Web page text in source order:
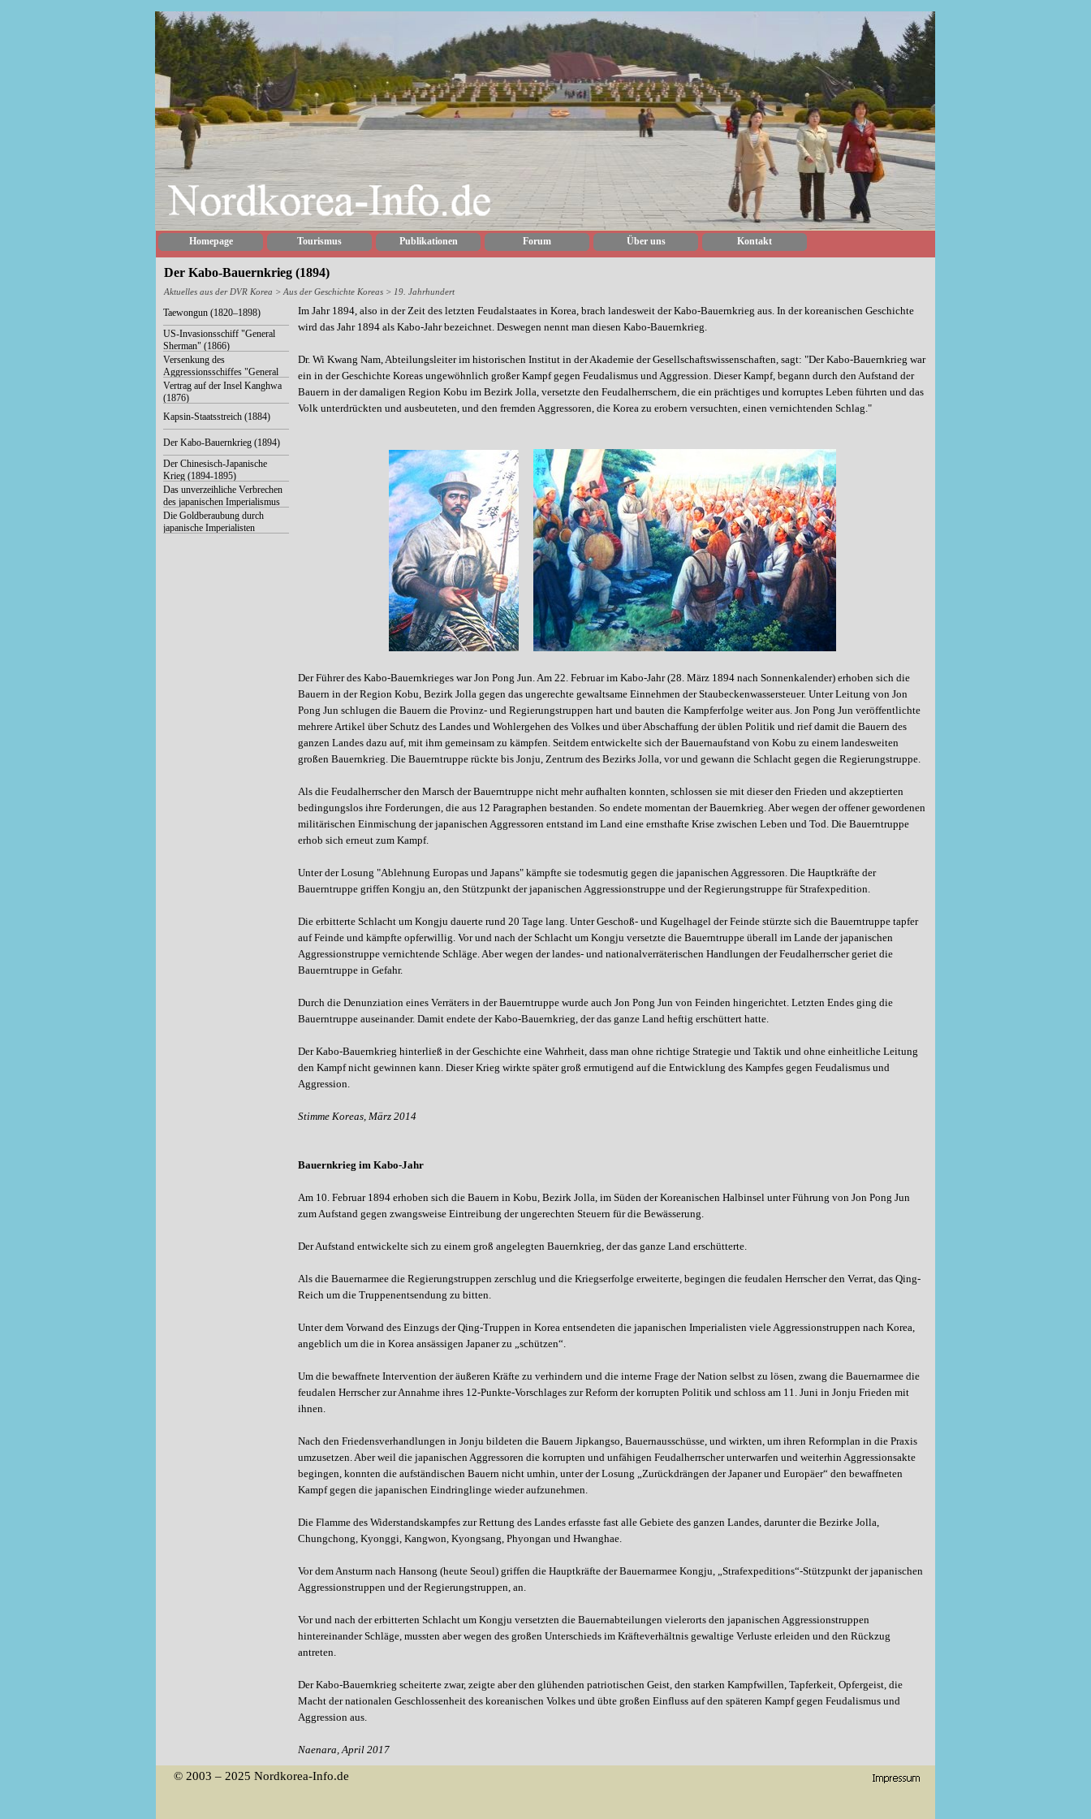
Homepage Tourismus Publikationen Forum Über uns Kontakt
Der Kabo-Bauernkrieg (1894)
Aktuelles aus der DVR Korea > Aus der Geschichte Koreas > 19. Jahrhundert
Taewongun (1820–1898)
US-Invasionsschiff "General
Sherman" (1866)
Versenkung des
Aggressionsschiffes "General
Sherman" der USA (1866)
Vertrag auf der Insel Kanghwa
(1876)
Kapsin-Staatsstreich (1884)
Der Kabo-Bauernkrieg (1894)
Der Chinesisch-Japanische
Krieg (1894-1895)
Das unverzeihliche Verbrechen
des japanischen Imperialismus
in der Vergangenheit
Die Goldberaubung durch
japanische Imperialisten
Im Jahr 1894, also in der Zeit des letzten Feudalstaates in Korea, brach landesweit der Kabo-Bauernkrieg aus. In der koreanischen Geschichte
wird das Jahr 1894 als Kabo-Jahr bezeichnet. Deswegen nennt man diesen Kabo-Bauernkrieg.
Dr. Wi Kwang Nam, Abteilungsleiter im historischen Institut in der Akademie der Gesellschaftswissenschaften, sagt: "Der Kabo-Bauernkrieg war
ein in der Geschichte Koreas ungewöhnlich großer Kampf gegen Feudalismus und Aggression. Dieser Kampf, begann durch den Aufstand der
Bauern in der damaligen Region Kobu im Bezirk Jolla, versetzte den Feudalherrschern, die ein prächtiges und korruptes Leben führten und das
Volk unterdrückten und ausbeuteten, und den fremden Aggressoren, die Korea zu erobern versuchten, einen vernichtenden Schlag."
Der Führer des Kabo-Bauernkrieges war Jon Pong Jun. Am 22. Februar im Kabo-Jahr (28. März 1894 nach Sonnenkalender) erhoben sich die
Bauern in der Region Kobu, Bezirk Jolla gegen das ungerechte gewaltsame Einnehmen der Staubeckenwassersteuer. Unter Leitung von Jon
Pong Jun schlugen die Bauern die Provinz- und Regierungstruppen hart und bauten die Kampferfolge weiter aus. Jon Pong Jun veröffentlichte
mehrere Artikel über Schutz des Landes und Wohlergehen des Volkes und über Abschaffung der üblen Politik und rief damit die Bauern des
ganzen Landes dazu auf, mit ihm gemeinsam zu kämpfen. Seitdem entwickelte sich der Bauernaufstand von Kobu zu einem landesweiten
großen Bauernkrieg. Die Bauerntruppe rückte bis Jonju, Zentrum des Bezirks Jolla, vor und gewann die Schlacht gegen die Regierungstruppe.
Als die Feudalherrscher den Marsch der Bauerntruppe nicht mehr aufhalten konnten, schlossen sie mit dieser den Frieden und akzeptierten
bedingungslos ihre Forderungen, die aus 12 Paragraphen bestanden. So endete momentan der Bauernkrieg. Aber wegen der offener gewordenen
militärischen Einmischung der japanischen Aggressoren entstand im Land eine ernsthafte Krise zwischen Leben und Tod. Die Bauerntruppe
erhob sich erneut zum Kampf.
Unter der Losung "Ablehnung Europas und Japans" kämpfte sie todesmutig gegen die japanischen Aggressoren. Die Hauptkräfte der
Bauerntruppe griffen Kongju an, den Stützpunkt der japanischen Aggressionstruppe und der Regierungstruppe für Strafexpedition.
Die erbitterte Schlacht um Kongju dauerte rund 20 Tage lang. Unter Geschoß- und Kugelhagel der Feinde stürzte sich die Bauerntruppe tapfer
auf Feinde und kämpfte opferwillig. Vor und nach der Schlacht um Kongju versetzte die Bauerntruppe überall im Lande der japanischen
Aggressionstruppe vernichtende Schläge. Aber wegen der landes- und nationalverräterischen Handlungen der Feudalherrscher geriet die
Bauerntruppe in Gefahr.
Durch die Denunziation eines Verräters in der Bauerntruppe wurde auch Jon Pong Jun von Feinden hingerichtet. Letzten Endes ging die
Bauerntruppe auseinander. Damit endete der Kabo-Bauernkrieg, der das ganze Land heftig erschüttert hatte.
Der Kabo-Bauernkrieg hinterließ in der Geschichte eine Wahrheit, dass man ohne richtige Strategie und Taktik und ohne einheitliche Leitung
den Kampf nicht gewinnen kann. Dieser Krieg wirkte später groß ermutigend auf die Entwicklung des Kampfes gegen Feudalismus und
Aggression.
Stimme Koreas, März 2014
Bauernkrieg im Kabo-Jahr
Am 10. Februar 1894 erhoben sich die Bauern in Kobu, Bezirk Jolla, im Süden der Koreanischen Halbinsel unter Führung von Jon Pong Jun
zum Aufstand gegen zwangsweise Eintreibung der ungerechten Steuern für die Bewässerung.
Der Aufstand entwickelte sich zu einem groß angelegten Bauernkrieg, der das ganze Land erschütterte.
Als die Bauernarmee die Regierungstruppen zerschlug und die Kriegserfolge erweiterte, begingen die feudalen Herrscher den Verrat, das Qing-
Reich um die Truppenentsendung zu bitten.
Unter dem Vorwand des Einzugs der Qing-Truppen in Korea entsendeten die japanischen Imperialisten viele Aggressionstruppen nach Korea,
angeblich um die in Korea ansässigen Japaner zu „schützen“.
Um die bewaffnete Intervention der äußeren Kräfte zu verhindern und die interne Frage der Nation selbst zu lösen, zwang die Bauernarmee die
feudalen Herrscher zur Annahme ihres 12-Punkte-Vorschlages zur Reform der korrupten Politik und schloss am 11. Juni in Jonju Frieden mit
ihnen.
Nach den Friedensverhandlungen in Jonju bildeten die Bauern Jipkangso, Bauernausschüsse, und wirkten, um ihren Reformplan in die Praxis
umzusetzen. Aber weil die japanischen Aggressoren die korrupten und unfähigen Feudalherrscher unterwarfen und weiterhin Aggressionsakte
begingen, konnten die aufständischen Bauern nicht umhin, unter der Losung „Zurückdrängen der Japaner und Europäer“ den bewaffneten
Kampf gegen die japanischen Eindringlinge wieder aufzunehmen.
Die Flamme des Widerstandskampfes zur Rettung des Landes erfasste fast alle Gebiete des ganzen Landes, darunter die Bezirke Jolla,
Chungchong, Kyonggi, Kangwon, Kyongsang, Phyongan und Hwanghae.
Vor dem Ansturm nach Hansong (heute Seoul) griffen die Hauptkräfte der Bauernarmee Kongju, „Strafexpeditions“-Stützpunkt der japanischen
Aggressionstruppen und der Regierungstruppen, an.
Vor und nach der erbitterten Schlacht um Kongju versetzten die Bauernabteilungen vielerorts den japanischen Aggressionstruppen
hintereinander Schläge, mussten aber wegen des großen Unterschieds im Kräfteverhältnis gewaltige Verluste erleiden und den Rückzug
antreten.
Der Kabo-Bauernkrieg scheiterte zwar, zeigte aber den glühenden patriotischen Geist, den starken Kampfwillen, Tapferkeit, Opfergeist, die
Macht der nationalen Geschlossenheit des koreanischen Volkes und übte großen Einfluss auf den späteren Kampf gegen Feudalismus und
Aggression aus.
Naenara, April 2017
© 2003 – 2025 Nordkorea-Info.de